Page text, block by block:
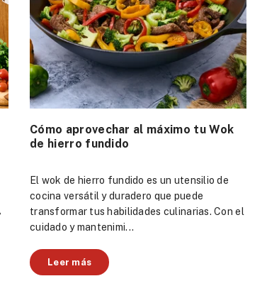
Cómo aprovechar al máximo tu Wok
de hierro fundido
El wok de hierro fundido es un utensilio de
cocina versátil y duradero que puede
transformar tus habilidades culinarias. Con el
cuidado y mantenimi...
Leer más